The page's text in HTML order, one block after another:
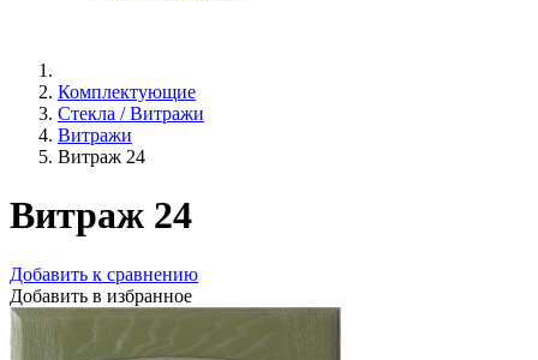
Комплектующие
Стекла / Витражи
Витражи
Витраж 24
Витраж 24
Добавить к сравнению
Добавить в избранное